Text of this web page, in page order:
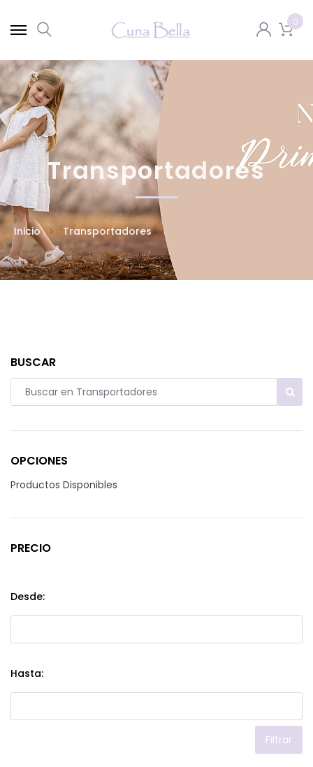
0
Transportadores
Inicio Transportadores
BUSCAR
OPCIONES
Productos Disponibles
PRECIO
Desde:
Hasta:
Filtrar